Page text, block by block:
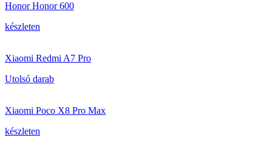
Honor Honor 600
készleten
Xiaomi Redmi A7 Pro
Utolsó darab
Xiaomi Poco X8 Pro Max
készleten